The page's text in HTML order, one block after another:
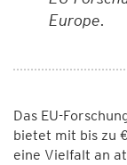
Europe.
Das EU-
bietet mit bis zu
eine Vielfalt an